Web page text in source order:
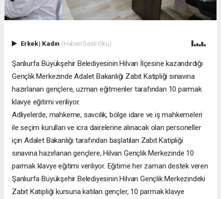
Erkek| Kadın (Haberi Sesli Oku)
Şanlıurfa Büyükşehir Belediyesinin Hilvan İlçesine kazandırdığı
Gençlik Merkezinde Adalet Bakanlığı Zabıt Katipliği sınavına
hazırlanan gençlere, uzman eğitmenler tarafından 10 parmak
klavye eğitimi veriliyor.
Adliyelerde, mahkeme, savcılık, bölge idare ve iş mahkemeleri
ile seçim kurulları ve icra dairelerine alınacak olan personeller
için Adalet Bakanlığı tarafından başlatılan Zabıt Katipliği
sınavına hazırlanan gençlere, Hilvan Gençlik Merkezinde 10
parmak klavye eğitimi veriliyor. Eğitime her zaman destek veren
Şanlıurfa Büyükşehir Belediyesinin Hilvan Gençlik Merkezindeki
Zabıt Katipliği kursuna katılan gençler, 10 parmak klavye